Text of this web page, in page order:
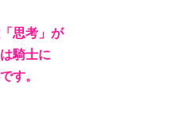
思考」が
騎士に
す。